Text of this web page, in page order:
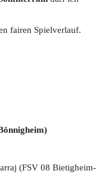
fairen Spielverlauf.
)
(FSV 08 Bietigheim-